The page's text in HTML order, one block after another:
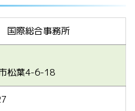
国際総合事務所
松葉4-6-18